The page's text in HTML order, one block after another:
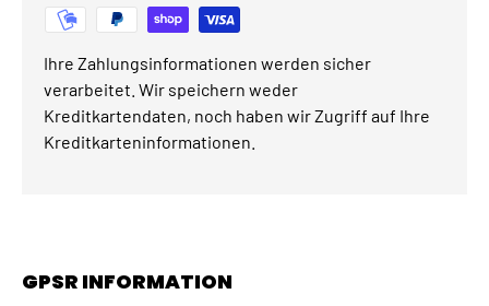
Ihre Zahlungsinformationen werden sicher
verarbeitet. Wir speichern weder
Kreditkartendaten, noch haben wir Zugriff auf Ihre
Kreditkarteninformationen.
GPSR INFORMATION